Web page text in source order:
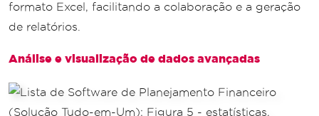
formato Excel, facilitando a colaboração e a geração
de relatórios.
Análise e visualização de dados avançadas